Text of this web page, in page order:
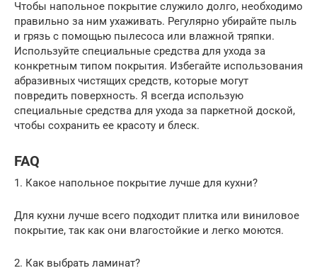
Чтобы напольное покрытие служило долго, необходимо
правильно за ним ухаживать. Регулярно убирайте пыль
и грязь с помощью пылесоса или влажной тряпки.
Используйте специальные средства для ухода за
конкретным типом покрытия. Избегайте использования
абразивных чистящих средств, которые могут
повредить поверхность. Я всегда использую
специальные средства для ухода за паркетной доской,
чтобы сохранить ее красоту и блеск.
FAQ
1. Какое напольное покрытие лучше для кухни?
Для кухни лучше всего подходит плитка или виниловое
покрытие, так как они влагостойкие и легко моются.
2. Как выбрать ламинат?